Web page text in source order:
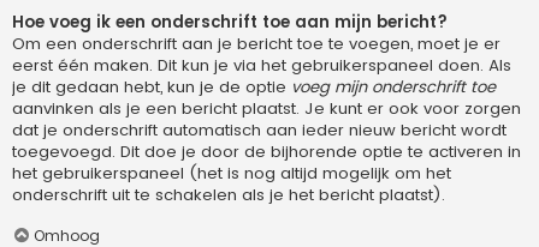
Hoe voeg ik een onderschrift toe aan mijn bericht?
Om een onderschrift aan je bericht toe te voegen, moet je er
eerst één maken. Dit kun je via het gebruikerspaneel doen. Als
je dit gedaan hebt, kun je de optie voeg mijn onderschrift toe
aanvinken als je een bericht plaatst. Je kunt er ook voor zorgen
dat je onderschrift automatisch aan ieder nieuw bericht wordt
toegevoegd. Dit doe je door de bijhorende optie te activeren in
het gebruikerspaneel (het is nog altijd mogelijk om het
onderschrift uit te schakelen als je het bericht plaatst).
Omhoog